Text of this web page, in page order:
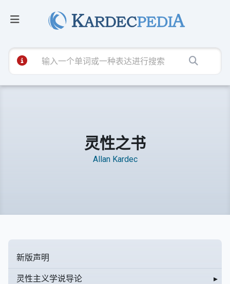
灵性之书
Allan Kardec
新版声明
灵性主义学说导论 ▸